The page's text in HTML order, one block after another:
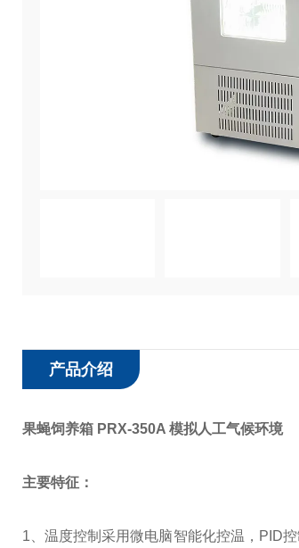
产品介绍
果蝇饲养箱 PRX-350A 模拟人工气候环境
主要特征：
1 、温度控制采用微电脑智能化控温， PID